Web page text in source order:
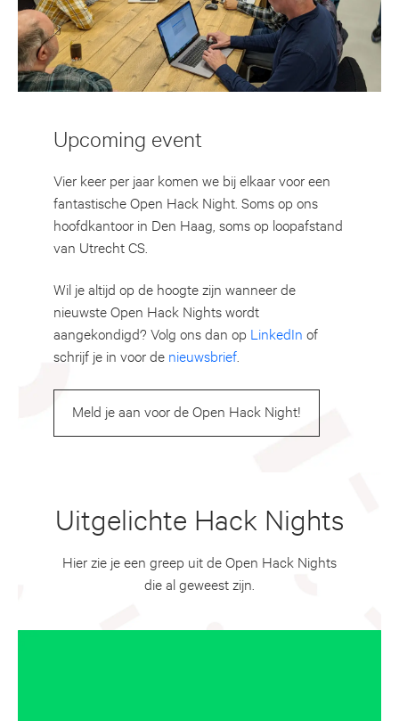
Upcoming event
Vier keer per jaar komen we bij elkaar voor een
fantastische Open Hack Night. Soms op ons
hoofdkantoor in Den Haag, soms op loopafstand
van Utrecht CS.
Wil je altijd op de hoogte zijn wanneer de
nieuwste Open Hack Nights wordt
aangekondigd? Volg ons dan op LinkedIn of
schrijf je in voor de nieuwsbrief
Meld je aan voor de Open Hack Night!
Uitgelichte Hack Nights
Hier zie je een greep uit de Open Hack Nights
die al geweest zijn.